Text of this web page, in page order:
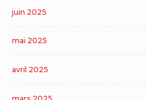
juin 2025
mai 2025
avril 2025